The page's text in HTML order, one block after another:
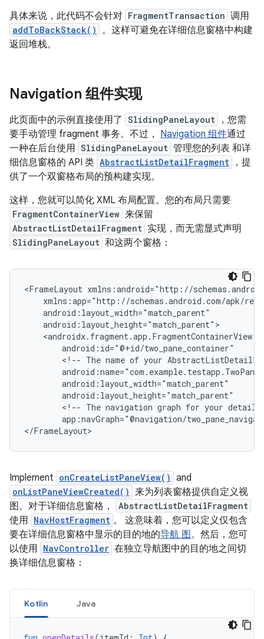
具体来说，此代码不会针对 FragmentTransaction 调用
addToBackStack()
。这样可避免在详细信息窗格中构建
返回堆栈。
Navigation 组件实现
此页面中的示例直接使用了 SlidingPaneLayout
，您需
要手动管理 fragment 事务。不过， Navigation 组件通过
一种在后台使用 SlidingPaneLayout 管理您的列表 和详
细信息窗格的 API 类 AbstractListDetailFragment
，提
供了一个双窗格布局的预构建实现。
这样，您就可以简化 XML 布局配置。您的布局只需要
FragmentContainerView 来保留
AbstractListDetailFragment 实现，而无需显式声明
SlidingPaneLayout 和这两个窗格：
<FrameLayout
<!-- The name of your
<!-- The navigation graph for your detail
app:navGraph="@navigation/
Implement onCreateListPaneView() and
onListPaneViewCreated() 来为列表窗格提供自定义视
图。对于详细信息窗格，
AbstractListDetailFragment
使用 NavHostFragment 。 这意味着，您可以定义仅包含
要在详细信息窗格中显示的目的地的导航 图。然后，您可
以使用 NavController 在独立导航图中的目的地之间切
换详细信息窗格：
Kotlin Java